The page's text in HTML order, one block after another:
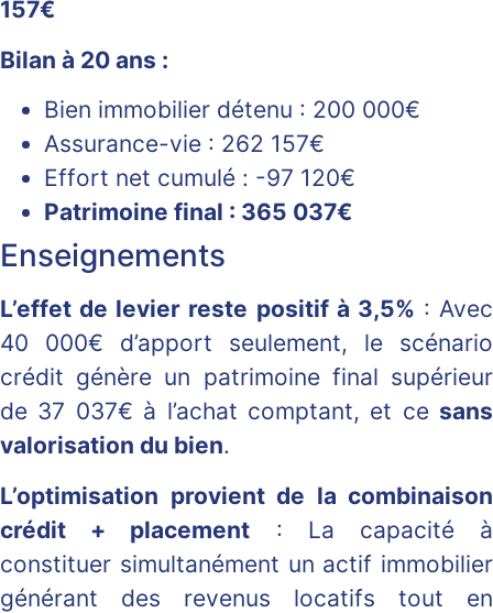
157€
Bilan à 20 ans :
Bien immobilier détenu : 200 000€
Assurance-vie : 262 157€
Effort net cumulé : -97 120€
Patrimoine final : 365 037€
Enseignements
L’effet de levier reste positif à 3,5% : Avec
40 000€ d’apport seulement, le scénario
crédit génère un patrimoine final supérieur
de 37 037€ à l’achat comptant, et ce sans
valorisation du bien.
L’optimisation provient de la combinaison
crédit + placement : La capacité à
constituer simultanément un actif immobilier
générant des revenus locatifs tout en